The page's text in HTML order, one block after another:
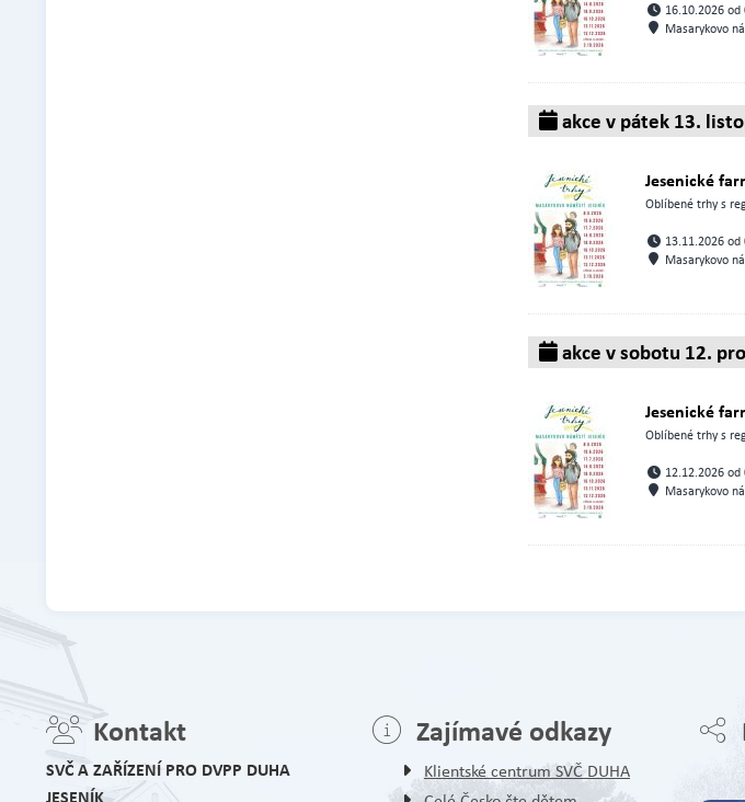
16.10.2026
Masarykovo
akce v pátek 13.
Jesenické
Oblíbené trhy s
13.11.2026
Masarykovo
akce v sobotu 12.
Jesenické
Oblíbené trhy s
12.12.2026
Masarykovo
Kontakt
SVČ A ZAŘÍZENÍ PRO DVPP DUHA
JESENÍK
Zajímavé odkazy
Klientské centrum SVČ DUHA